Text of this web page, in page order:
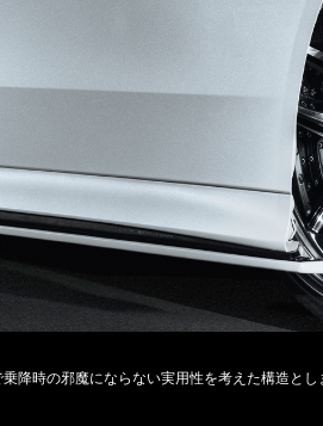
降時の邪魔にならない実用性を考えた構造とし